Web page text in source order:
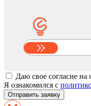
Даю свое согласие на
Я ознакомился с
Отправить заявку